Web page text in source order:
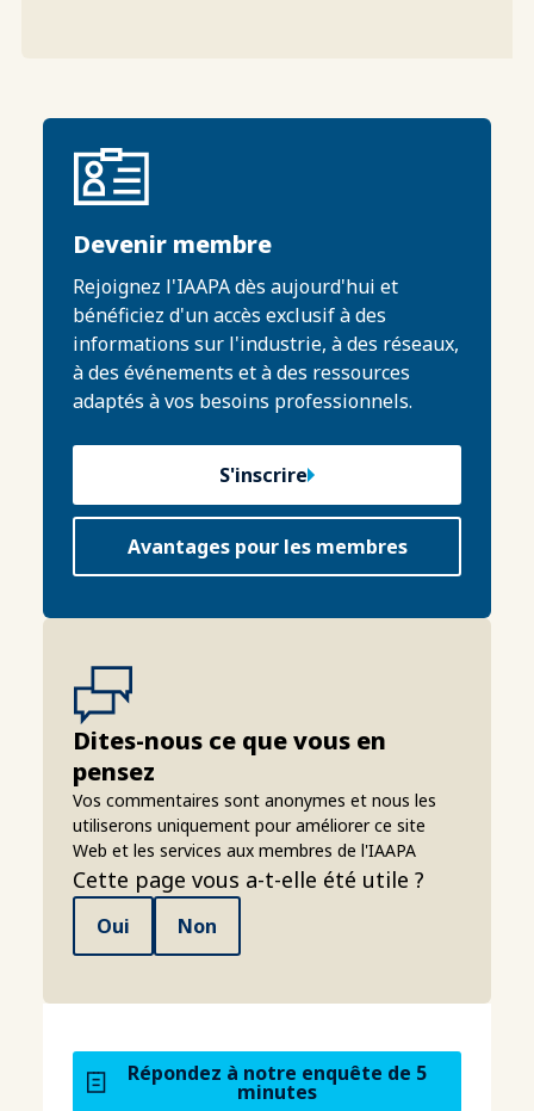
Devenir membre
Rejoignez l'IAAPA dès aujourd'hui et
bénéficiez d'un accès exclusif à des
informations sur l'industrie, à des réseaux,
à des événements et à des ressources
adaptés à vos besoins professionnels.
S'inscrire
Avantages pour les membres
Dites-nous ce que vous en
pensez
Vos commentaires sont anonymes et nous les
utiliserons uniquement pour améliorer ce site
Web et les services aux membres de l'IAAPA
Cette page vous a-t-elle été utile ?
Oui Non
Répondez à notre enquête de 5
minutes